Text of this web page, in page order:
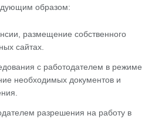
образом:
размещение собственного
сайтах.
с работодателем в режиме
необходимых документов и
разрешения на работу в